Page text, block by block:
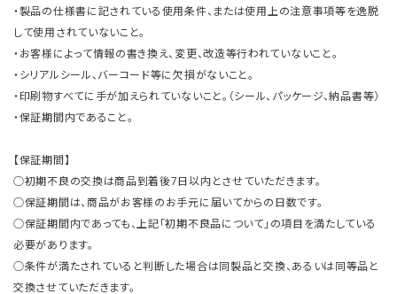
・製品の仕様書に記されている使用条件、または使用上の注意事項等を逸脱
して使用されていないこと。
・お客様によって情報の書き換え、変更、改造等行われていないこと。
・シリアルシール、バーコード等に欠損がないこと。
・印刷物すべてに手が加えられていないこと。（シール、パッケージ、納品書等）
・保証期間内であること。
【保証期間】
○初期不良の交換は商品到着後7日以内とさせていただきます。
○保証期間は、商品がお客様のお手元に届いてからの日数です。
○保証期間内であっても、上記「初期不良品について」の項目を満たしている
必要があります。
○条件が満たされていると判断した場合は同製品と交換、あるいは同等品と
交換させていただきます。